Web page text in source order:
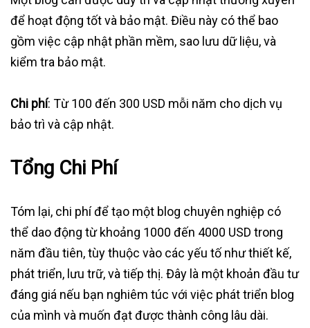
để hoạt động tốt và bảo mật. Điều này có thể bao
gồm việc cập nhật phần mềm, sao lưu dữ liệu, và
kiểm tra bảo mật.
Chi phí: Từ 100 đến 300 USD mỗi năm cho dịch vụ
bảo trì và cập nhật.
Tổng Chi Phí
Tóm lại, chi phí để tạo một blog chuyên nghiệp có
thể dao động từ khoảng 1000 đến 4000 USD trong
năm đầu tiên, tùy thuộc vào các yếu tố như thiết kế,
phát triển, lưu trữ, và tiếp thị. Đây là một khoản đầu tư
đáng giá nếu bạn nghiêm túc với việc phát triển blog
của mình và muốn đạt được thành công lâu dài.